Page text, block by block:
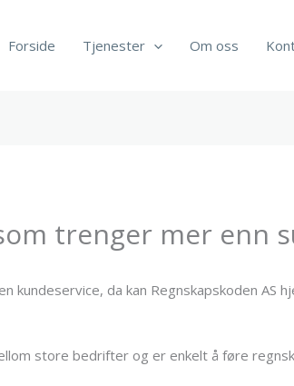
Forside Tjenester Om oss
trenger mer enn
kundeservice, da kan Regnskapskoden AS
store bedrifter og er enkelt å føre